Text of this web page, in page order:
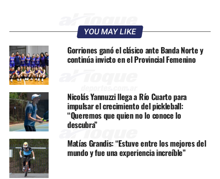
YOU MAY LIKE
Gorriones ganó el clásico ante Banda Norte y
continúa invicto en el Provincial Femenino
Nicolás Yannuzzi llega a Río Cuarto para
impulsar el crecimiento del pickleball:
“Queremos que quien no lo conoce lo
descubra”
Matías Grandis: “Estuve entre los mejores del
mundo y fue una experiencia increíble”